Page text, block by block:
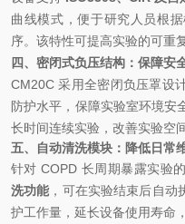
曲线模式，便于研究人员根
序。该特性可提高实验的可重
四、密闭式负压结构：保障安
CM20C 采用全密闭负压罩设
防护水平，保障实验室环境安
长时间连续实验，改善实验空
五、自动清洗模块：降低日常
针对 COPD 长周期暴露实验
洗功能，可在实验结束后自动
护工作量，延长设备使用寿命